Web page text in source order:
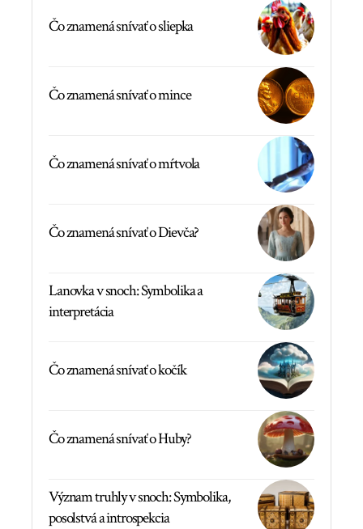
Čo znamená snívať o sliepka
Čo znamená snívať o mince
Čo znamená snívať o mŕtvola
Čo znamená snívať o Dievča?
Lanovka v snoch: Symbolika a
interpretácia
Čo znamená snívať o kočík
Čo znamená snívať o Huby?
Význam truhly v snoch: Symbolika,
posolstvá a introspekcia